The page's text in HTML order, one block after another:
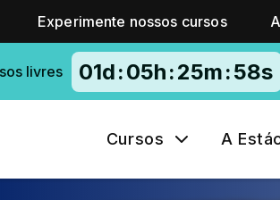
Experimente nossos cursos
livres 01d:05h:25m:57s
Cursos A